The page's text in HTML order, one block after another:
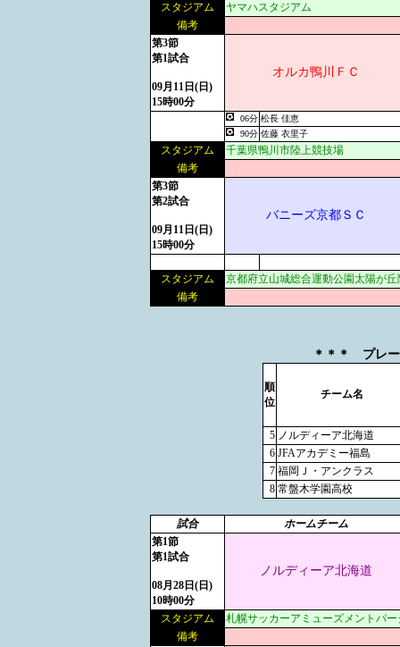
スタジアム
ヤマハスタジアム
備考
第3節
第1試合
09月11日(日)
15時00分
オルカ鴨川ＦＣ
06分 松長 佳恵
90分 佐藤 衣里子
スタジアム
千葉県鴨川市陸上競技場
備考
第3節
第2試合
09月11日(日)
15時00分
バニーズ京都ＳＣ
スタジアム
京都府立山城総合運動公園太陽が丘
備考
＊＊＊ プレ
順
位
チーム名
5 ノルディーア北海道
6 JFAアカデミー福島
7 福岡Ｊ・アンクラス
8 常盤木学園高校
試合
ホームチーム
第1節
第1試合
08月28日(日)
10時00分
ノルディーア北海道
スタジアム
札幌サッカーアミューズメントパー
備考